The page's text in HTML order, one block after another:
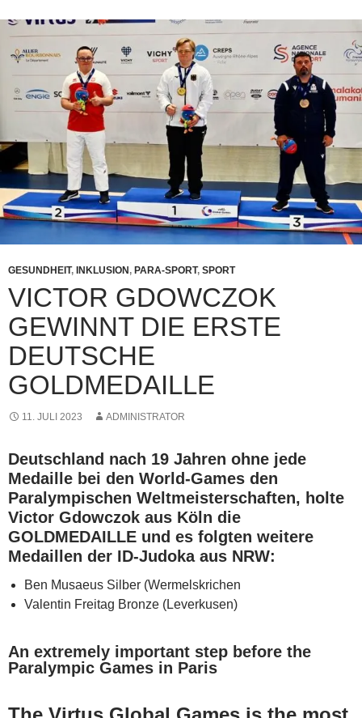
GESUNDHEIT, INKLUSION , PARA-SPORT, SPORT
VICTOR GDOWCZOK
GEWINNT DIE ERSTE
DEUTSCHE
GOLDMEDAILLE
11. JULI 2023 ADMINISTRATOR
Deutschland nach 19 Jahren ohne jede
Medaille bei den World-Games den
Paralympischen Weltmeisterschaften, holte
Victor Gdowczok aus Köln die
GOLDMEDAILLE und es folgten weitere
Medaillen der ID-Judoka aus NRW:
Ben Musaeus Silber (Wermelskrichen
Valentin Freitag Bronze (Leverkusen)
An extremely important step before the
Paralympic Games in Paris